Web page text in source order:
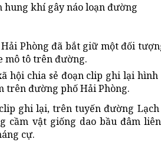
khí gây náo loạn đường
Phòng đã bắt giữ một đối
mô tô trên đường.
hội chia sẻ đoạn clip ghi lại
trên đường phố Hải Phòng.
ghi lại, trên tuyến đường
cầm vật giống dao bầu đâm
cự.